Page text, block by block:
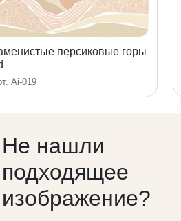
персиковые горы
Ai-019
Не нашли
подходящее
изображение?